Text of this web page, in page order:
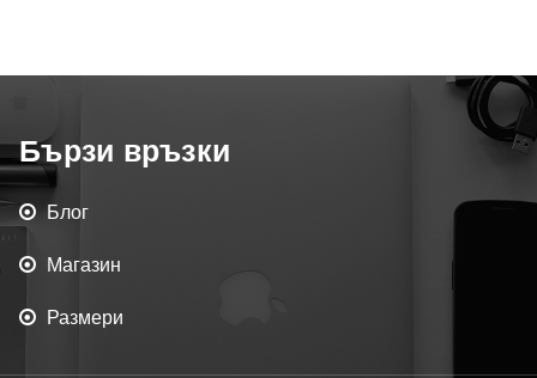
Бързи връзки
Блог
Магазин
Размери